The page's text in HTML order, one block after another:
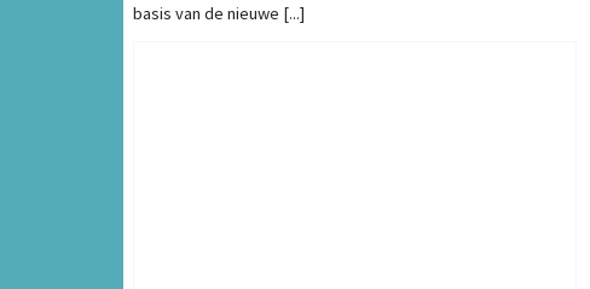
basis van de nieuwe [...]